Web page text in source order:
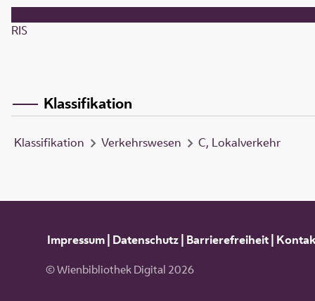
RIS
Klassifikation
Klassifikation Verkehrswesen C, Lokalverkehr
Impressum| Datenschutz| Barrierefreiheit|
© Wienbibliothek Digital 2026